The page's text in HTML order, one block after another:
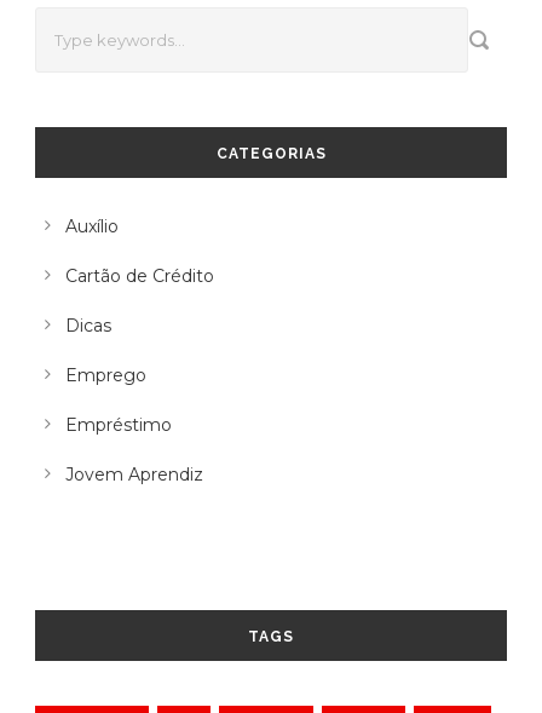
CATEGORIAS
Auxílio
Cartão de Crédito
Dicas
Emprego
Empréstimo
Jovem Aprendiz
TAGS